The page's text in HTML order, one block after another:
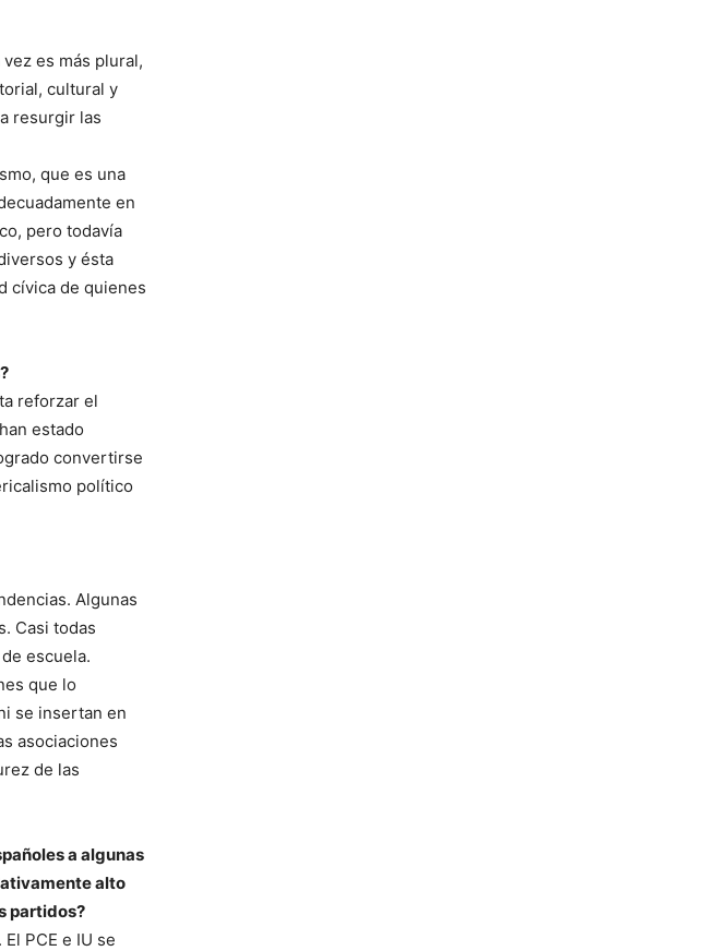
es más plural,
cultural y
resurgir las
que es una
en
pero todavía
y ésta
cívica de quienes
reforzar el
estado
convertirse
político
Algunas
Casi todas
escuela.
que lo
se insertan en
asociaciones
de las
a algunas
alto
partidos?
PCE e IU se